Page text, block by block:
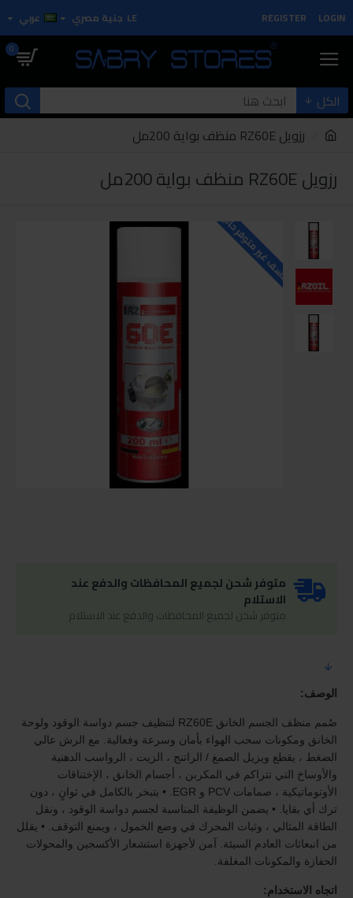
LOGIN
REGISTER
LE جنية مصري عربي
0
الكل
رزويل RZ60E منظف بواية 200مل
رزويل RZ60E منظف بواية 200مل
للاسف غير متوفر حاليا
متوفر شحن لجميع المحافظات والدفع عند
الاستلام
متوفر شحن لجميع المحافظات والدفع عند الاستلام
الوصف:
صُمم منظف الجسم الخانق RZ60E لتنظيف جسم دواسة الوقود ولوحة
الخانق ومكونات سحب الهواء بأمان وسرعة وفعالية. مع الرش عالي
الضغط ، يقطع ويزيل الصمغ / الراتنج ، الزيت ، الرواسب الدهنية
والأوساخ التي تتراكم في المكربن ، أجسام الخانق ، الإختناقات
الأوتوماتيكية ، صمامات PCV و EGR. • يتبخر بالكامل في ثوانٍ ، دون
ترك أي بقايا. • يضمن الوظيفة المناسبة لجسم دواسة الوقود ، ونقل
الطاقة المثالي ، وثبات المحرك في وضع الخمول ، ويمنع التوقف. • يقلل
من انبعاثات العادم السيئة. آمن لأجهزة استشعار الأكسجين والمحولات
الحفازة والمكونات المغلفة.
اتجاه الاستخدام: